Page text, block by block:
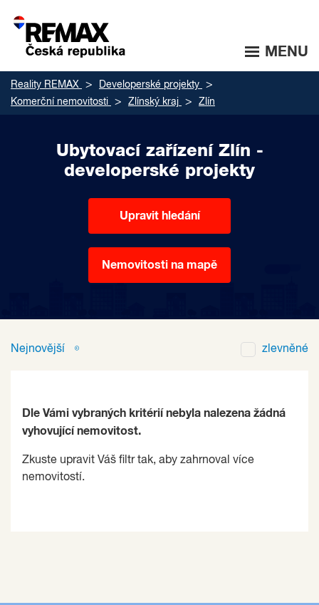
MENU
Reality REMAX
Developerské projekty
Komerční nemovitosti
Zlínský kraj Zlín
Ubytovací zařízení Zlín -
developerské projekty
Upravit hledání
Nemovitosti na mapě
Nejnovější zlevněné
Dle Vámi vybraných kritérií nebyla nalezena žádná
vyhovující nemovitost.
Zkuste upravit Váš filtr tak, aby zahrnoval více
nemovitostí.